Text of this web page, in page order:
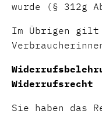
wurde (§ 312g
Im Übrigen
Widerrufsrecht
Sie haben das